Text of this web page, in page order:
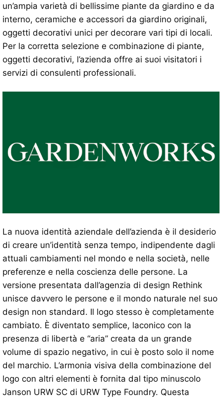
un’ampia varietà di bellissime piante da giardino e da
interno, ceramiche e accessori da giardino originali,
oggetti decorativi unici per decorare vari tipi di locali.
Per la corretta selezione e combinazione di piante,
oggetti decorativi, l’azienda offre ai suoi visitatori i
servizi di consulenti professionali.
La nuova identità aziendale dell’azienda è il desiderio
di creare un’identità senza tempo, indipendente dagli
attuali cambiamenti nel mondo e nella società, nelle
preferenze e nella coscienza delle persone. La
versione presentata dall’agenzia di design Rethink
unisce davvero le persone e il mondo naturale nel suo
design non standard. Il logo stesso è completamente
cambiato. È diventato semplice, laconico con la
presenza di libertà e “aria” creata da un grande
volume di spazio negativo, in cui è posto solo il nome
del marchio. L’armonia visiva della combinazione del
logo con altri elementi è fornita dal tipo minuscolo
Janson URW SC di URW Type Foundry. Questa